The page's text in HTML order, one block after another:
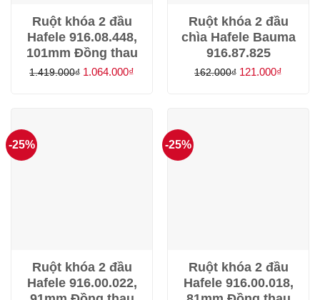
Ruột khóa 2 đầu
Hafele 916.08.448,
101mm Đồng thau
1.419.000₫ Giá
1.064.000₫
1.064.000₫.
Ruột khóa 2 đầu
chìa Hafele Bauma
916.87.825
162.000₫ Giá
121.000₫
-25%
Ruột khóa 2 đầu
Hafele 916.00.022,
-25%
Ruột khóa 2 đầu
Hafele 916.00.018,